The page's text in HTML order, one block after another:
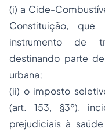
(i) a Cide-
Constituição,
instrumento de
destinando parte
urbana;
(ii) o imposto
(art. 153, §3º),
prejudiciais à